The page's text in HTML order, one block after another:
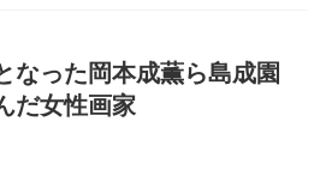
なった岡本成薫ら島成園
だ女性画家